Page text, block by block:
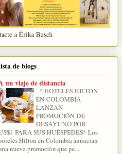
a Érika Busch
de blogs
un viaje de distancia
- * HOTELES HILTON
EN COLOMBIA
LANZAN
PROMOCIÓN DE
DESAYUNO POR
PARA SUS HUÉSPEDES* Los
Hilton en Colombia anuncian
nueva promoción que pe...